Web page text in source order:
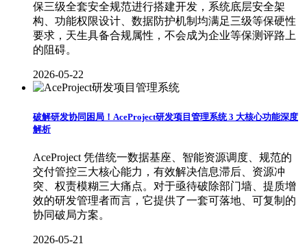
保三级全套安全规范进行搭建开发，系统底层安全架
构、功能权限设计、数据防护机制均满足三级等保硬性
要求，天生具备合规属性，不会成为企业等保测评路上
的阻碍。
2026-05-22
破解研发协同困局！AceProject研发项目管理系统 3 大核心功能深度
解析
AceProject 凭借统一数据基座、智能资源调度、规范的
交付管控三大核心能力，有效解决信息滞后、资源冲
突、权责模糊三大痛点。对于亟待破除部门墙、提质增
效的研发管理者而言，它提供了一套可落地、可复制的
协同破局方案。
2026-05-21